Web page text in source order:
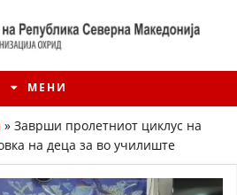
МЕНИ
» Заврши пролетниот циклус на
на деца за во училиште